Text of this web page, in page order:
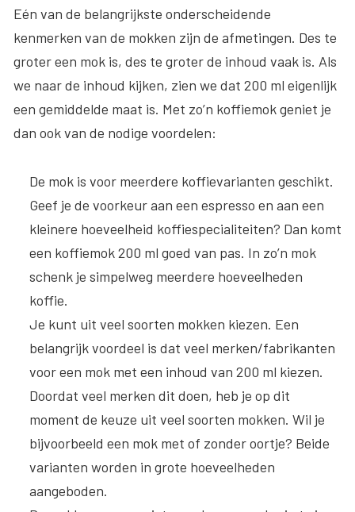
Eén van de belangrijkste onderscheidende
kenmerken van de mokken zijn de afmetingen. Des te
groter een mok is, des te groter de inhoud vaak is. Als
we naar de inhoud kijken, zien we dat 200 ml eigenlijk
een gemiddelde maat is. Met zo’n koffiemok geniet je
dan ook van de nodige voordelen:
De mok is voor meerdere koffievarianten geschikt.
Geef je de voorkeur aan een espresso en aan een
kleinere hoeveelheid koffiespecialiteiten? Dan komt
een koffiemok 200 ml goed van pas. In zo’n mok
schenk je simpelweg meerdere hoeveelheden
koffie.
Je kunt uit veel soorten mokken kiezen. Een
belangrijk voordeel is dat veel merken/fabrikanten
voor een mok met een inhoud van 200 ml kiezen.
Doordat veel merken dit doen, heb je op dit
moment de keuze uit veel soorten mokken. Wil je
bijvoorbeeld een mok met of zonder oortje? Beide
varianten worden in grote hoeveelheden
aangeboden.